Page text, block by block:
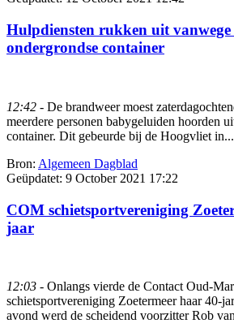
Hulpdiensten rukken uit
ondergrondse container
12:42 - De brandweer moest
meerdere personen babygeluiden hoorden
container. Dit gebeurde bij de Hoogvliet in...
Bron: Algemeen Dagblad
Geüpdatet: 9 October 2021 17:22
COM schietsportvereniging
jaar
12:03 - Onlangs vierde de Contact Oud-
schietsportvereniging Zoetermeer haar 40-
avond werd de scheidend voorzitter Rob